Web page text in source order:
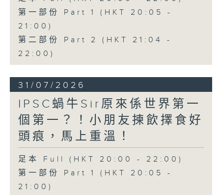
第一部份 Part 1 (HKT 20:05 -
21:00)
第二部份 Part 2 (HKT 21:04 -
22:00)
31/07/2026
IPSC蝸牛Sir原來係世界第一
個第一？！小朋友揀飲擇食好
頭痕，馬上重溫！
足本 Full (HKT 20:00 - 22:00)
第一部份 Part 1 (HKT 20:05 -
21:00)